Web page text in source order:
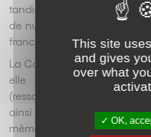
tandis que le franchiseur
de nullité invoquée la
franchisé.
La Cour de Bordeaux a
elle retient que le
(ressortant notamment en
ainsi que l’aveu par lequel
même reconnu débiteur
This site
and gives
over what
OK,